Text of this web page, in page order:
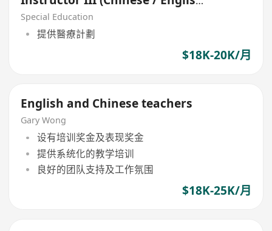
/ Mathematics)
Special Education
提供醫療計劃
$18K-20K/月
English and Chinese teachers
Gary Wong
设有培训奖金及表现奖金
提供系统化的教学培训
良好的团队支持及工作氛围
$18K-25K/月